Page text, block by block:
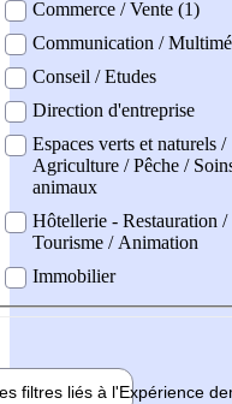
Commerce / Vente (1)
Communication /
Conseil / Etudes
Direction d'entreprise
Espaces verts et naturels /
Agriculture / Pêche /
animaux
Hôtellerie - Restauration /
Tourisme / Animation
Immobilier
filtres liés à l'Expérience